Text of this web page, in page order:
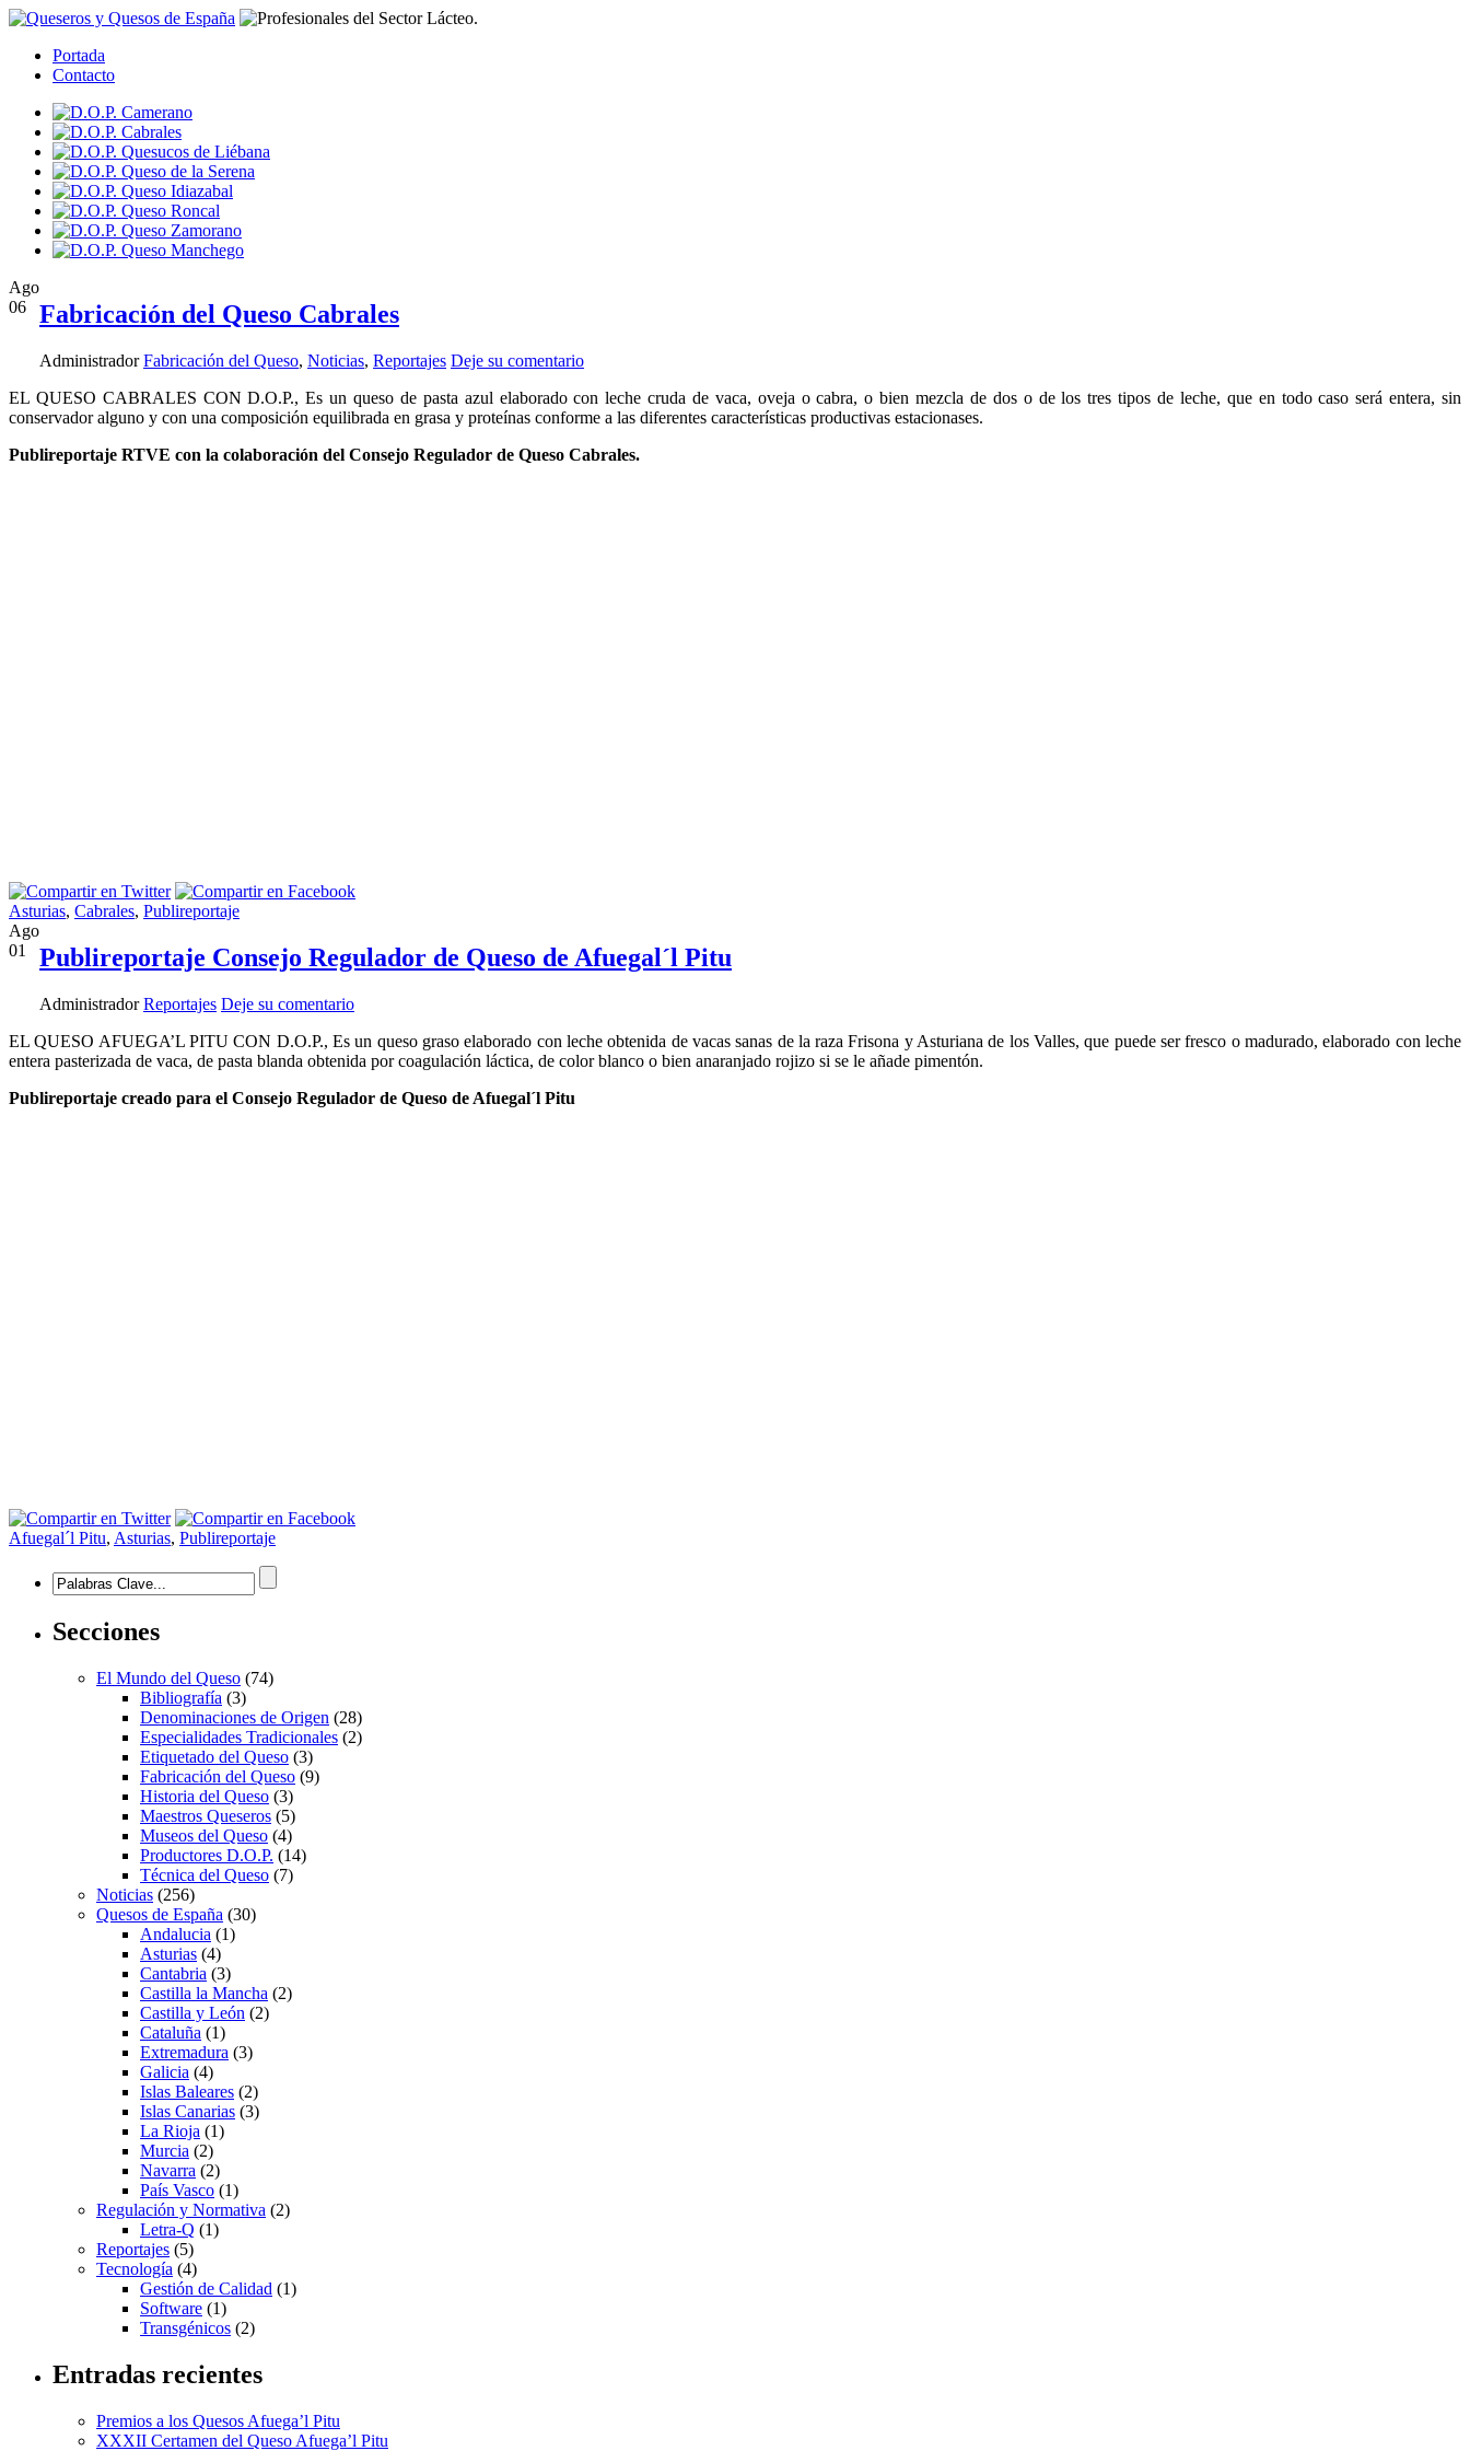
Portada
Contacto
Ago
06
Fabricación del Queso Cabrales
Administrador Fabricación del Queso, Noticias, Reportajes Deje su comentario
EL QUESO CABRALES CON D.O.P., Es un queso de pasta azul elaborado con leche cruda de vaca, oveja o cabra, o bien mezcla de dos o de los tres tipos de leche, que en todo caso será entera, sin
conservador alguno y con una composición equilibrada en grasa y proteínas conforme a las diferentes características productivas estacionases.
Publireportaje RTVE con la colaboración del Consejo Regulador de Queso Cabrales.
Asturias, Cabrales, Publireportaje
Ago
01
Publireportaje Consejo Regulador de Queso de Afuegal´l Pitu
Administrador Reportajes Deje su comentario
EL QUESO AFUEGA’L PITU CON D.O.P., Es un queso graso elaborado con leche obtenida de vacas sanas de la raza Frisona y Asturiana de los Valles, que puede ser fresco o madurado, elaborado con leche
entera pasterizada de vaca, de pasta blanda obtenida por coagulación láctica, de color blanco o bien anaranjado rojizo si se le añade pimentón.
Publireportaje creado para el Consejo Regulador de Queso de Afuegal´l Pitu
Afuegal´l Pitu, Asturias, Publireportaje
Secciones
El Mundo del Queso (74)
Bibliografía (3)
Denominaciones de Origen (28)
Especialidades Tradicionales (2)
Etiquetado del Queso (3)
Fabricación del Queso (9)
Historia del Queso (3)
Maestros Queseros (5)
Museos del Queso (4)
Productores D.O.P. (14)
Técnica del Queso (7)
Noticias (256)
Quesos de España (30)
Andalucia (1)
Asturias (4)
Cantabria (3)
Castilla la Mancha (2)
Castilla y León (2)
Cataluña (1)
Extremadura (3)
Galicia (4)
Islas Baleares (2)
Islas Canarias (3)
La Rioja (1)
Murcia (2)
Navarra (2)
País Vasco (1)
Regulación y Normativa (2)
Letra-Q (1)
Reportajes (5)
Tecnología (4)
Gestión de Calidad (1)
Software (1)
Transgénicos (2)
Entradas recientes
Premios a los Quesos Afuega’l Pitu
XXXII Certamen del Queso Afuega’l Pitu